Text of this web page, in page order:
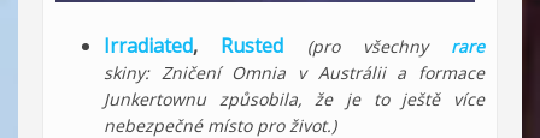
Irradiated, Rusted (pro všechny rare
skiny: Zničení Omnia v Austrálii a formace
Junkertownu způsobila, že je to ještě více
nebezpečné místo pro život.)